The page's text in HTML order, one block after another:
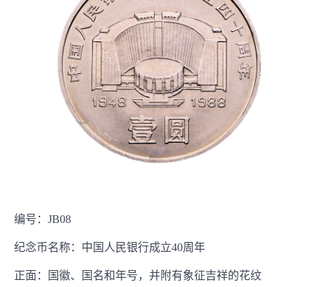
编号：JB08
纪念币名称：中国人民银行成立40周年
正面：国徽、国名和年号，并附有象征吉祥的花纹